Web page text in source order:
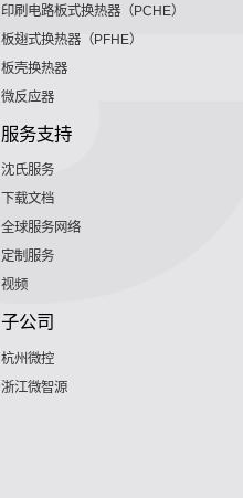
印刷电路板式换热器（PCHE）
板翅式换热器（PFHE）
板壳换热器
微反应器
服务支持
沈氏服务
下载文档
全球服务网络
定制服务
视频
子公司
杭州微控
浙江微智源